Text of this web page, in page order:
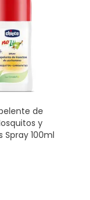
de
y
Spray 100ml